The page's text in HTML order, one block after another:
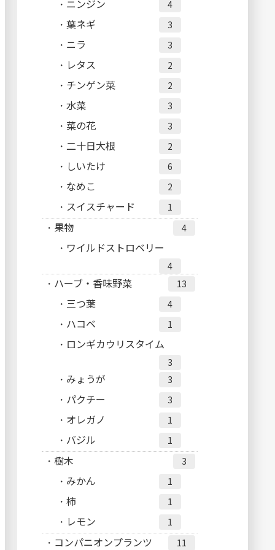
ニンジン 4
葉ネギ 3
ニラ 3
レタス 2
チンゲン菜 2
水菜 3
菜の花 3
二十日大根 2
しいたけ 6
なめこ 2
スイスチャード 1
果物 4
ワイルドストロベリー
4
ハーブ・香味野菜 13
三つ葉 4
ハコベ 1
ロンギカウリスタイム
3
みょうが 3
パクチー 3
オレガノ 1
バジル 1
樹木 3
みかん 1
柿 1
レモン 1
コンパニオンプランツ 11